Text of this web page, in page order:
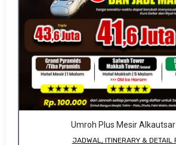
Umroh Plus Mesir
JADWAL, ITINERARY & DETAIL